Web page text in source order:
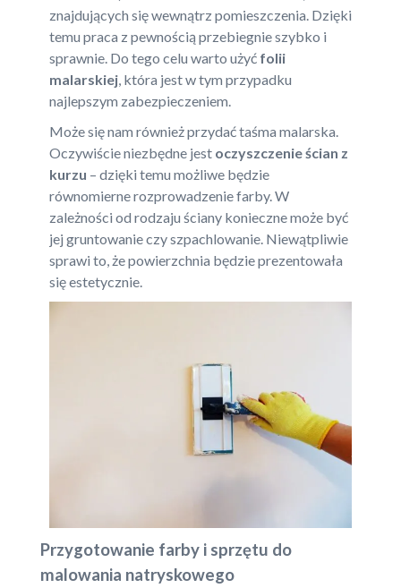
znajdujących się wewnątrz pomieszczenia. Dzięki
temu praca z pewnością przebiegnie szybko i
sprawnie. Do tego celu warto użyć folii
malarskiej, która jest w tym przypadku
najlepszym zabezpieczeniem.
Może się nam również przydać taśma malarska.
Oczywiście niezbędne jest oczyszczenie ścian z
kurzu – dzięki temu możliwe będzie
równomierne rozprowadzenie farby. W
zależności od rodzaju ściany konieczne może być
jej gruntowanie czy szpachlowanie. Niewątpliwie
sprawi to, że powierzchnia będzie prezentowała
się estetycznie.
Przygotowanie farby i sprzętu do
malowania natryskowego